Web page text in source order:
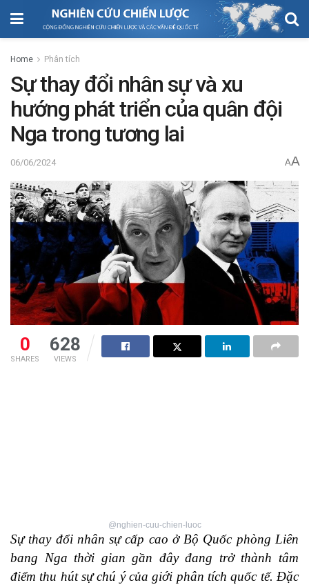
Home Phân tích
Sự thay đổi nhân sự và xu
hướng phát triển của quân đội
Nga trong tương lai
06/06/2024 AA
0
SHARES
628
VIEWS
@nghien-cuu-chien-luoc
Sự thay đổi nhân sự cấp cao ở Bộ Quốc phòng Liên
bang Nga thời gian gần đây đang trở thành tâm
điểm thu hút sự chú ý của giới phân tích quốc tế. Đặc